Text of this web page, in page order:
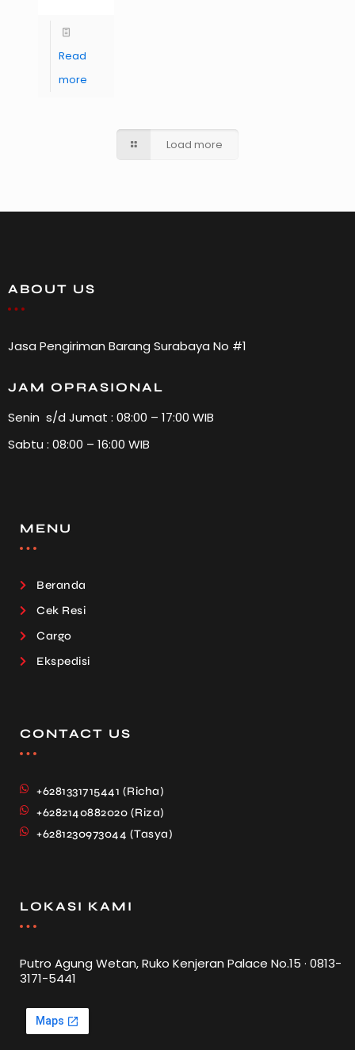
Read
more
Load more
ABOUT US
Jasa Pengiriman Barang Surabaya No #1
JAM OPRASIONAL
Senin s/d Jumat : 08:00 – 17:00 WIB
Sabtu : 08:00 – 16:00 WIB
MENU
Beranda
Cek Resi
Cargo
Ekspedisi
CONTACT US
+6281331715441 (Richa)
+6282140882020 (Riza)
+6281230973044 (Tasya)
LOKASI KAMI
Putro Agung Wetan, Ruko Kenjeran Palace No.15 · 0813-
3171-5441